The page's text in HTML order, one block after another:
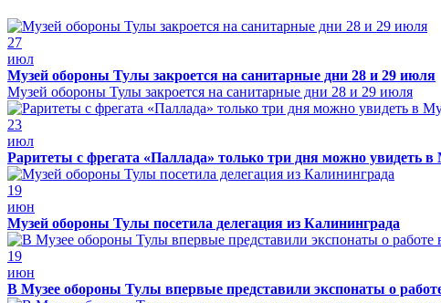
27
июл
Музей обороны Тулы закроется на санитарные дни 28 и 29 июля
Музей обороны Тулы закроется на санитарные дни 28 и 29 июля
23
июл
Раритеты с фрегата «Паллада» только три дня можно увидеть
19
июн
Музей обороны Тулы посетила делегация из Калининграда
19
июн
В Музее обороны Тулы впервые представили экспонаты о